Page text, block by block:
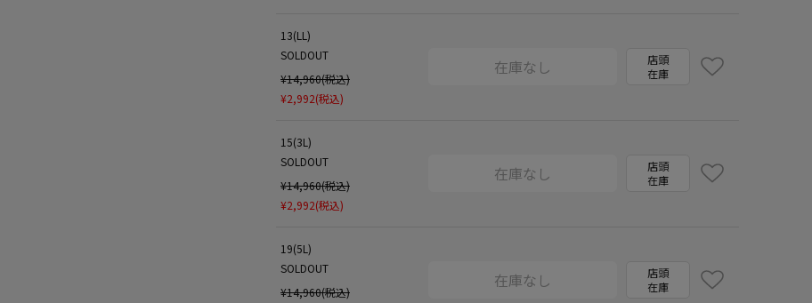
13(LL)
SOLDOUT
¥14,960(税込)
¥2,992(税込)
在庫なし
店頭
在庫
15(3L)
SOLDOUT
¥14,960(税込)
¥2,992(税込)
在庫なし
店頭
在庫
19(5L)
SOLDOUT
¥14,960(税込)
在庫なし
店頭
在庫